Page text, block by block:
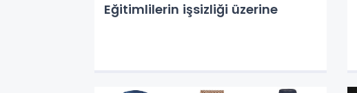
Eğitimlilerin işsizliği üzerine